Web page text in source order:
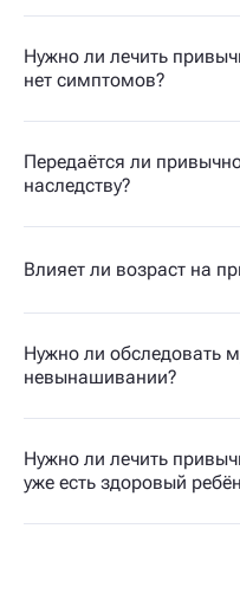
Нужно ли лечить
нет симптомов?
Передаётся ли
наследству?
Влияет ли возраст на
Нужно ли обследовать
невынашивании?
Нужно ли лечить
уже есть здоровый